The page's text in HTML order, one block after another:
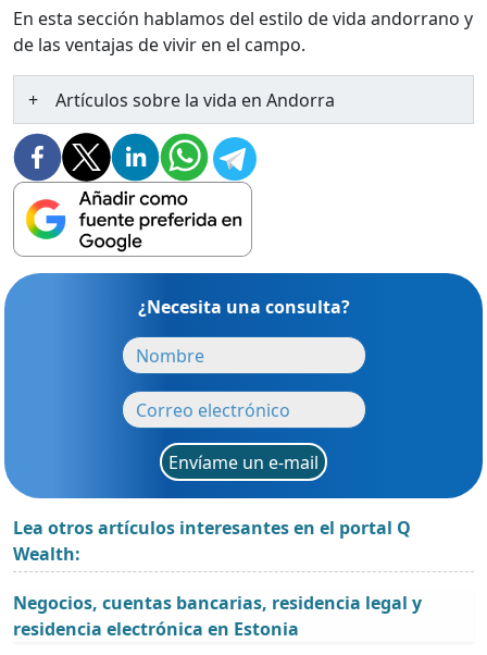
En esta sección hablamos del estilo de vida andorrano y
de las ventajas de vivir en el campo.
Artículos sobre la vida en Andorra
¿Necesita una consulta?
Envíame un e-mail
Lea otros artículos interesantes en el portal Q
Wealth:
Negocios, cuentas bancarias, residencia legal y
residencia electrónica en Estonia